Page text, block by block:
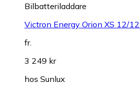
Bilbatteriladdare
Victron Energy Orion XS 12/
fr.
3 249 kr
hos Sunlux